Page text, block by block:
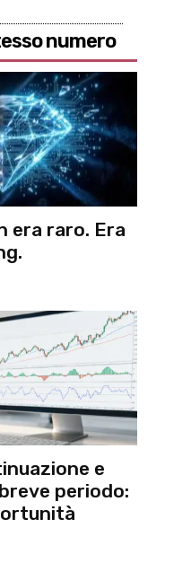
numero
era raro. Era
e
periodo: